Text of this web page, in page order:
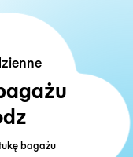
bagażu